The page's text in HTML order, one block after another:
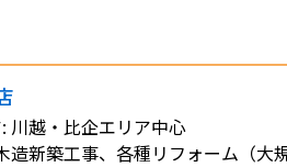
川越・比企エリア中心
造新築工事、各種リフォーム（大